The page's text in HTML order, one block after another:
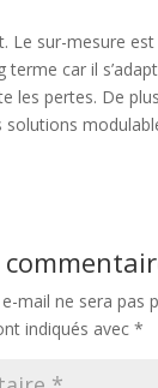
Le sur-mesure
terme car il
les pertes. De
mail ne sera pas
indiqués avec *